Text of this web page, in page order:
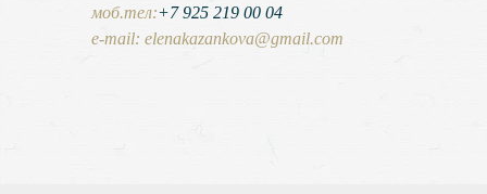
моб.тел:+7 925 219 00 04
e-mail: elenakazankova@gmail.com